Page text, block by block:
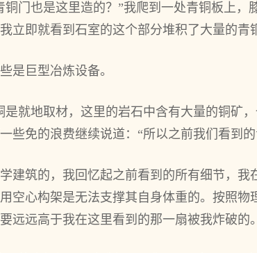
铜门也是这里造的？”我爬到一处青铜板上
立即就看到石室的这个部分堆积了大量的青
是巨型冶炼设备。
是就地取材，这里的岩石中含有大量的铜矿
些免的浪费继续说道：“所以之前我们看到
建筑的，我回忆起之前看到的所有细节，
空心构架是无法支撑其自身体重的。按照
远远高于我在这里看到的那一扇被我炸破的。